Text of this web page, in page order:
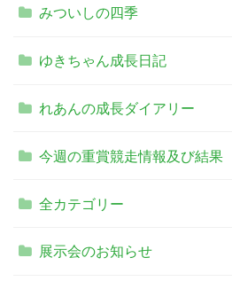
みついしの四季
ゆきちゃん成長日記
れあんの成長ダイアリー
今週の重賞競走情報及び結果
全カテゴリー
展示会のお知らせ